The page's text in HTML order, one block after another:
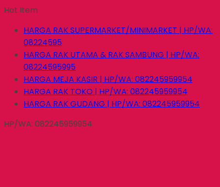
Hot Item
HARGA RAK SUPERMARKET/MINIMARKET | HP/WA:
08224595
HARGA RAK UTAMA & RAK SAMBUNG | HP/WA:
08224595995
HARGA MEJA KASIR | HP/WA: 082245959954
HARGA RAK TOKO | HP/WA: 082245959954
HARGA RAK GUDANG | HP/WA: 082245959954
HP/WA: 082245959954